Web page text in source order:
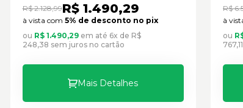
R$ 2.128,99R$ 1.490,29
à vista com 5% de desconto no pix
ou R$ 1.490,29em até 6x de R$
248,38 sem juros no cartão
Mais Detalhes
R$
à
ou